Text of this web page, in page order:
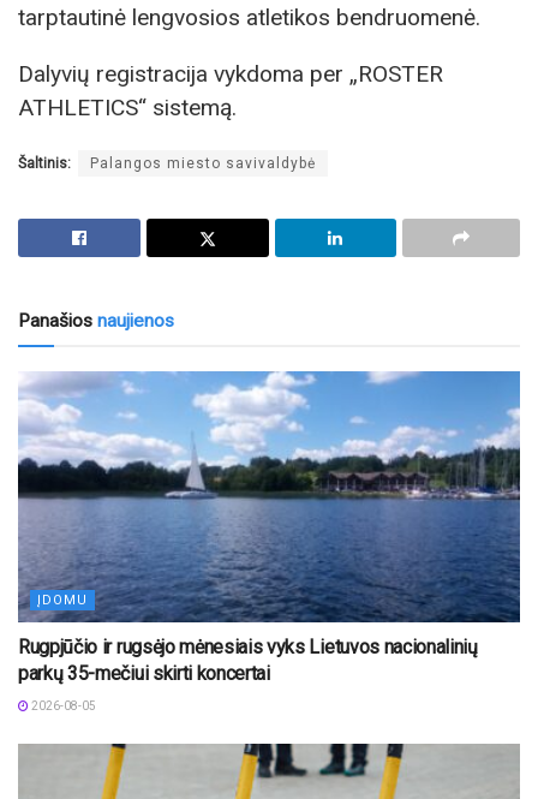
tarptautinė lengvosios atletikos bendruomenė.
Dalyvių registracija vykdoma per „ROSTER
ATHLETICS“ sistemą.
Šaltinis: Palangos miesto savivaldybė
Panašios naujienos
ĮDOMU
Rugpjūčio ir rugsėjo mėnesiais vyks Lietuvos nacionalinių
parkų 35-mečiui skirti koncertai
2026-08-05